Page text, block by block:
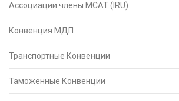
Ассоциации члены МСАТ (IRU)
Конвенция МДП
Транспортные Конвенции
Таможенные Конвенции